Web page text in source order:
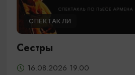
СПЕКТАКЛИ
Сестры
16.08.2026 19.00